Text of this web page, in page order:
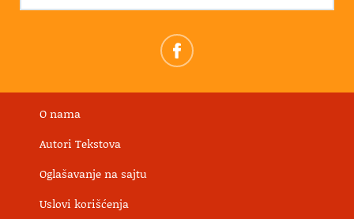
O nama
Autori Tekstova
Oglašavanje na sajtu
Uslovi korišćenja